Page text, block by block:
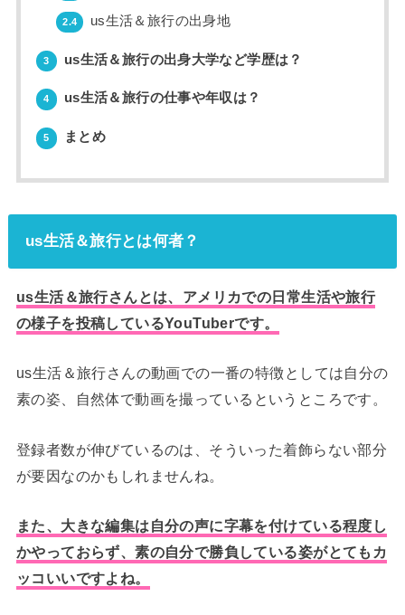
2.4 us生活＆旅行の出身地
3 us生活＆旅行の出身大学など学歴は？
4 us生活＆旅行の仕事や年収は？
5 まとめ
us生活＆旅行とは何者？
us生活＆旅行さんとは、アメリカでの日常生活や旅行
の様子を投稿しているYouTuberです。
us生活＆旅行さんの動画での一番の特徴としては自分の
素の姿、
自然体で動画を撮っている というところです。
登録者数が伸びているのは、そういった着飾らない部分
が要因なのかもしれませんね。
また、大きな編集は自分の声に字幕を付けている程度し
かやっておらず、素の自分で勝負している姿がとてもカ
ッコいいですよね。